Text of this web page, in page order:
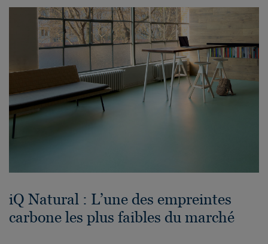
iQ Natural : L’une des empreintes
carbone les plus faibles du marché